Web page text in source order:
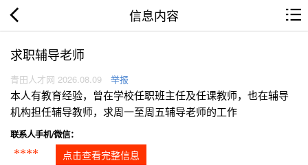
信息内容
求职辅导老师
青田人才网 2026.08.09 举报
本人有教育经验，曾在学校任职班主任及任课教师，也在辅导
机构担任辅导教师，求周一至周五辅导老师的工作
联系人手机/微信：
**** 点击查看完整信息